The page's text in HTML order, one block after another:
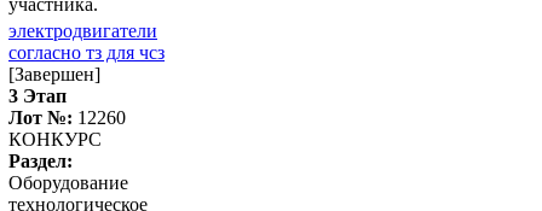
электродвигатели
согласно тз для чсз
[Завершен]
3 Этап
Лот №: 12260
КОНКУРС
Раздел:
Оборудование
технологическое